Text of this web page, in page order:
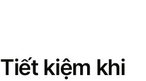
Tiết kiệm khi